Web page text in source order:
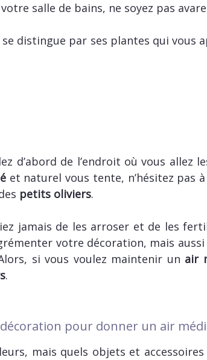
salle de bains, ne soyez pas
distingue par ses plantes qui vous
d’abord de l’endroit où vous allez
et naturel vous tente, n’hésitez pas
petits oliviers.
jamais de les arroser et de les
votre décoration, mais
si vous voulez maintenir un air
.
décoration pour donner un air
mais quels objets et